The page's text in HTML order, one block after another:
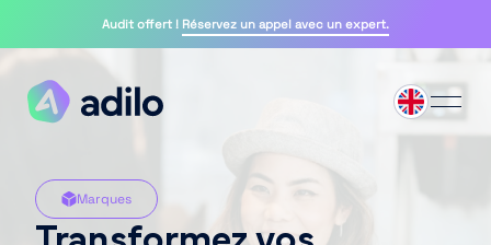
Audit offert ! Réservez un appel avec un expert.
Marques